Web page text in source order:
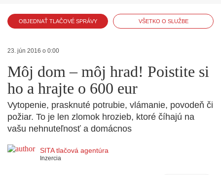
OBJEDNAŤ TLAČOVÉ SPRÁVY VŠETKO O SLUŽBE
23. jún 2016 o 0:00
Môj dom – môj hrad! Poistite si
ho a hrajte o 600 eur
Vytopenie, prasknuté potrubie, vlámanie, povodeň či
požiar. To je len zlomok hrozieb, ktoré číhajú na
vašu nehnuteľnosť a domácnos
SITA tlačová agentúra
Inzercia